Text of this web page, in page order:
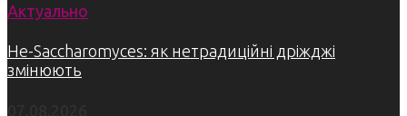
Актуально
Не-Saccharomyces: як нетрадиційні дріжджі
змінюють